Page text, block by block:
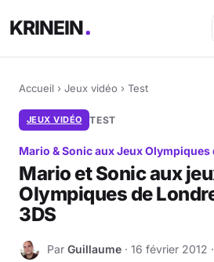
KRINEIN
Accueil › Jeux vidéo › Test
JEUX VIDÉO TEST
Mario & Sonic aux Jeux Olympiques
Mario et Sonic aux
Olympiques de
3DS
G Par Guillaume · 16 février 2012